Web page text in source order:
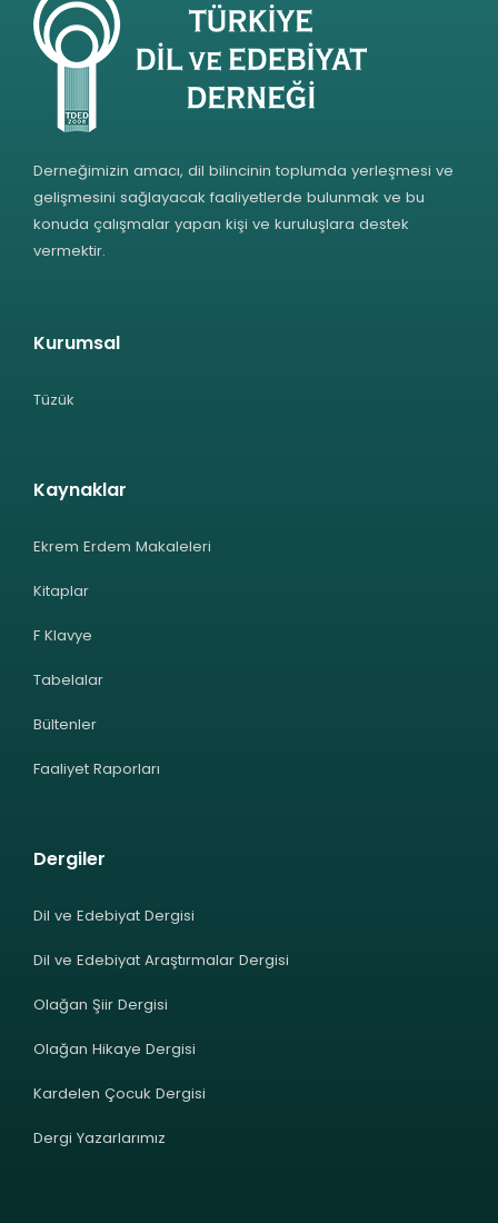
Derneğimizin amacı, dil bilincinin toplumda yerleşmesi ve
gelişmesini sağlayacak faaliyetlerde bulunmak ve bu
konuda çalışmalar yapan kişi ve kuruluşlara destek
vermektir.
Kurumsal
Tüzük
Kaynaklar
Ekrem Erdem Makaleleri
Kitaplar
F Klavye
Tabelalar
Bültenler
Faaliyet Raporları
Dergiler
Dil ve Edebiyat Dergisi
Dil ve Edebiyat Araştırmalar Dergisi
Olağan Şiir Dergisi
Olağan Hikaye Dergisi
Kardelen Çocuk Dergisi
Dergi Yazarlarımız